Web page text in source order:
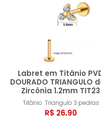
Labret em Titânio
DOURADO TRIANGULO
Zircônia 1.2mm TIT23
Titânio Triangulo 3 pedras
R$ 26,90